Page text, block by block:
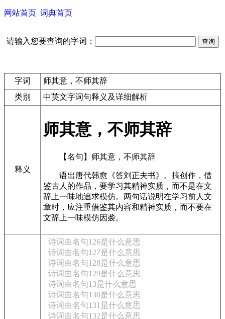
网站首页 词典首页
请输入您要查询的字词：
字词
师其意，不师其辞
类别
中英文字词句释义及详细解析
释义
师其意，不师其辞
【名句】师其意，不师其辞
语出唐代韩愈《答刘正夫书》。搞创作，借
鉴古人的作品，要学习其精神实质，而不是在文
辞上一味地追求模仿。两句话说明在学习前人文
章时，应注重借鉴其内容和精神实质，而不要在
文辞上一味模仿因袭。
诗词曲名句126是什么意思
诗词曲名句127是什么意思
诗词曲名句128是什么意思
诗词曲名句129是什么意思
诗词曲名句13是什么意思
诗词曲名句130是什么意思
诗词曲名句131是什么意思
诗词曲名句132是什么意思